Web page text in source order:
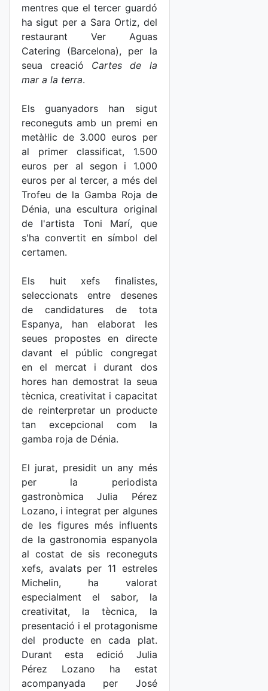
mentres que el tercer guardó
ha sigut per a Sara Ortiz, del
restaurant Ver Aguas
Catering (Barcelona), per la
seua creació Cartes de la
mar a la terra.
Els guanyadors han sigut
reconeguts amb un premi en
metàl·lic de 3.000 euros per
al primer classificat, 1.500
euros per al segon i 1.000
euros per al tercer, a més del
Trofeu de la Gamba Roja de
Dénia, una escultura original
de l'artista Toni Marí, que
s'ha convertit en símbol del
certamen.
Els huit xefs finalistes,
seleccionats entre desenes
de candidatures de tota
Espanya, han elaborat les
seues propostes en directe
davant el públic congregat
en el mercat i durant dos
hores han demostrat la seua
tècnica, creativitat i capacitat
de reinterpretar un producte
tan excepcional com la
gamba roja de Dénia.
El jurat, presidit un any més
per la periodista
gastronòmica Julia Pérez
Lozano, i integrat per algunes
de les figures més influents
de la gastronomia espanyola
al costat de sis reconeguts
xefs, avalats per 11 estreles
Michelin, ha valorat
especialment el sabor, la
creativitat, la tècnica, la
presentació i el protagonisme
del producte en cada plat.
Durant esta edició Julia
Pérez Lozano ha estat
acompanyada per José